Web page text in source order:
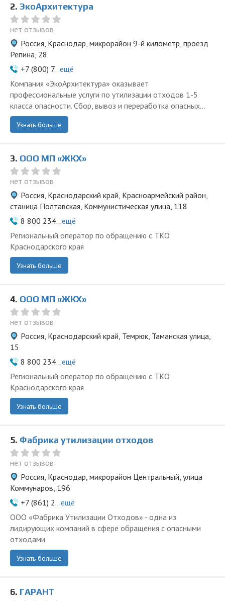
2. ЭкоАрхитектура
нет отзывов
Россия, Краснодар, микрорайон 9-й километр, проезд
Репина, 28
+7 (800) 7...ещё
Компания «ЭкоАрхитектура» оказывает
профессиональные услуги по утилизации отходов 1-5
класса опасности. Сбор, вывоз и переработка опасных...
Узнать больше
3. ООО МП «ЖКХ»
нет отзывов
Россия, Краснодарский край, Красноармейский район,
станица Полтавская, Коммунистическая улица, 118
8 800 234...ещё
Региональный оператор по обращению с ТКО
Краснодарского края
Узнать больше
4. ООО МП «ЖКХ»
нет отзывов
Россия, Краснодарский край, Темрюк, Таманская улица,
15
8 800 234...ещё
Региональный оператор по обращению с ТКО
Краснодарского края
Узнать больше
5. Фабрика утилизации отходов
нет отзывов
Россия, Краснодар, микрорайон Центральный, улица
Коммунаров, 196
+7 (861) 2...ещё
ООО «Фабрика Утилизации Отходов» - одна из
лидирующих компаний в сфере обращения с опасными
отходами
Узнать больше
6. ГАРАНТ